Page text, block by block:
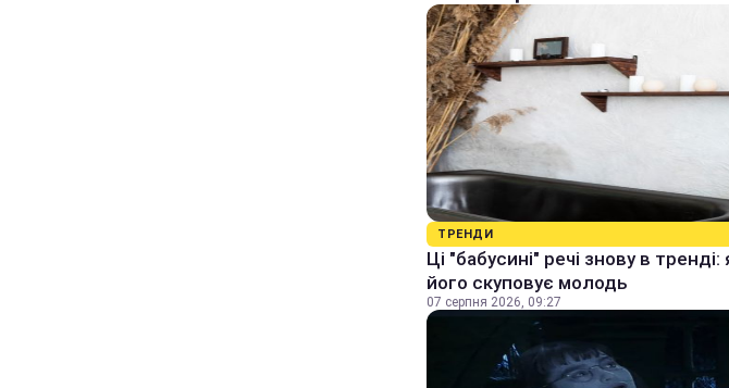
ТРЕНДИ
Ці "бабусині" речі знову в
його скуповує молодь
07 серпня 2026, 09:27